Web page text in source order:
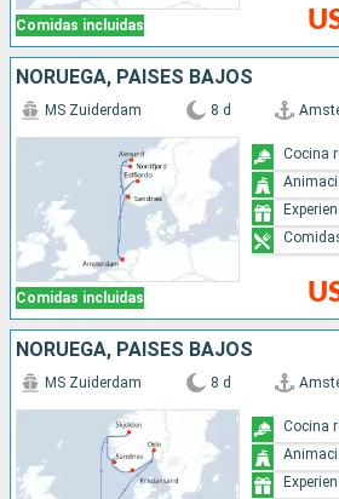
Comidas incluidas
NORUEGA, PAISES BAJOS
Comidas incluidas
MS Zuiderdam 8 d
Cocina
NORUEGA, PAISES BAJOS
MS Zuiderdam 8 d
Cocina